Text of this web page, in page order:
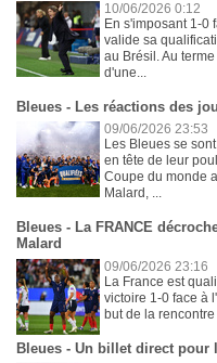
10/06/2026 0:12
En s'imposant 1-0
valide sa
au Brésil. Au
d'une...
Bleues - Les réactions des
09/06/2026 23:53
Les Bleues se
en tête de leur
Coupe du monde
Malard, ...
Bleues - La FRANCE
Malard
09/06/2026 23:16
La France est
victoire 1-0 face à
but de la rencontre
Bleues - Un billet direct pour